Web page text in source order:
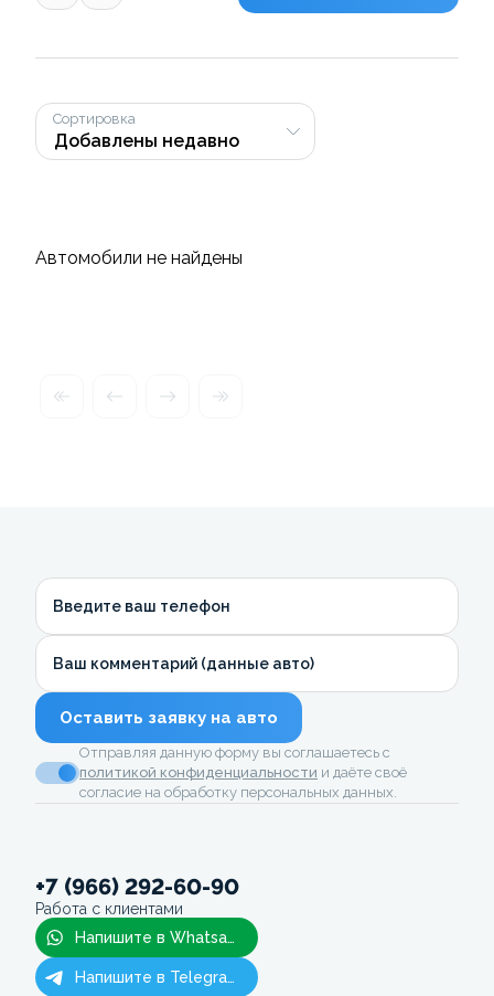
Сортировка
Автомобили не найдены
Введите ваш телефон
Ваш комментарий (данные авто)
Оставить заявку на авто
Отправляя данную форму вы соглашаетесь с
политикой конфиденциальности и даёте своё
согласие на обработку персональных данных.
+7 (966) 292-60-90
Работа с клиентами
Напишите в Whatsapp
Напишите в Telegram